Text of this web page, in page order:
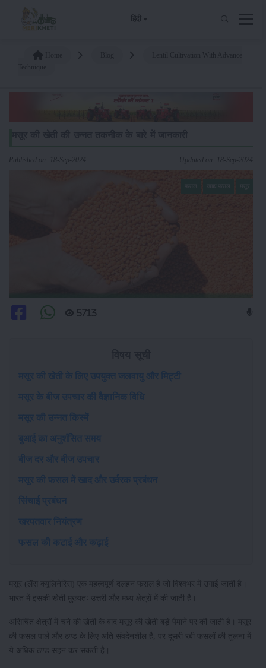
हिंदी
Published on: 18-Sep-2024 Updated on: 18-Sep-2024
5713
मसूर की खेती के लिए उपयुक्त जलवायु और मिट्टी
मसूर के बीज उपचार की वैज्ञानिक विधि
मसूर की उन्नत किस्में
बुआई का अनुशंसित समय
बीज दर और बीज उपचार
मसूर की फसल में खाद और उर्वरक प्रबंधन
सिंचाई प्रबंधन
खरपतवार नियंत्रण
फसल की कटाई और कढ़ाई
मसूर (लेंस क्यूलिनेरिस) एक महत्वपूर्ण दलहन फसल है जो विश्वभर में उगाई जाती है।
भारत में इसकी खेती मुख्यतः उत्तरी और मध्य क्षेत्रों में की जाती है।
असिचिंत क्षेत्रों में चने की खेती के बाद मसूर की खेती बड़े पैमाने पर की जाती है। मसूर
की फसल पाले और ठण्ड के लिए अति संवदेनशील है, पर दूसरी रबी फसलों की तुलना में
ये अधिक ठण्ड सहन कर सकती है।